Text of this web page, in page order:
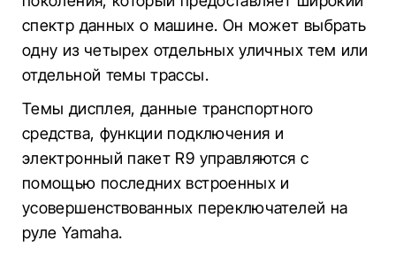
спектр данных о машине. Он может выбрать
одну из четырех отдельных уличных тем или
отдельной темы трассы.
Темы дисплея, данные транспортного
средства, функции подключения и
электронный пакет R9 управляются с
помощью последних встроенных и
усовершенствованных переключателей на
руле Yamaha.